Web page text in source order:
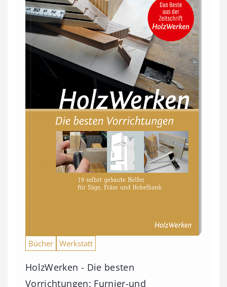
Bücher Werkstatt
HolzWerken - Die besten
Vorrichtungen: Furnier-und